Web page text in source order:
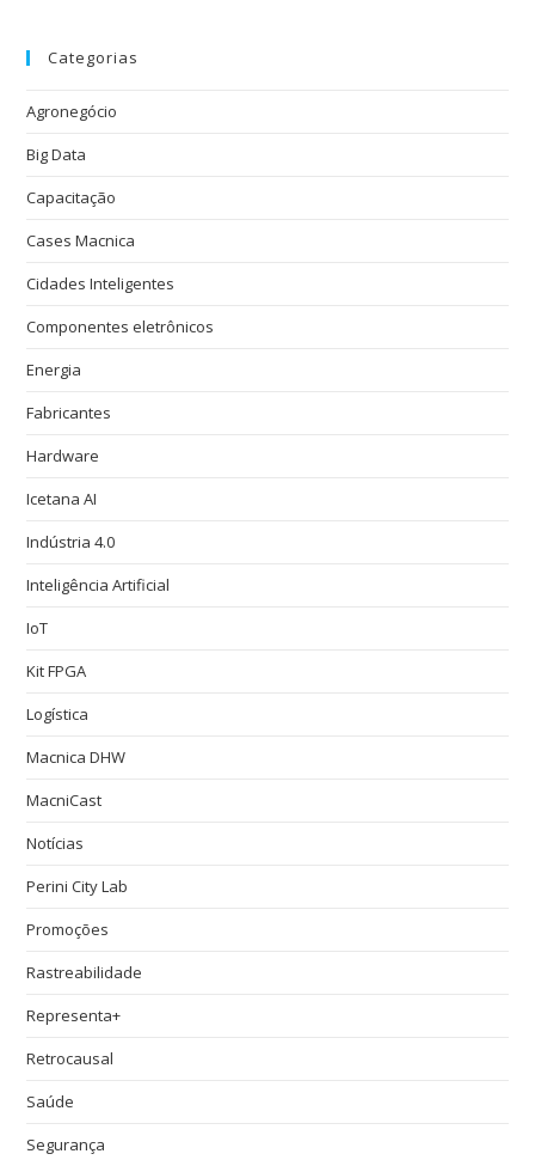
Categorias
Agronegócio
Big Data
Capacitação
Cases Macnica
Cidades Inteligentes
Componentes eletrônicos
Energia
Fabricantes
Hardware
Icetana AI
Indústria 4.0
Inteligência Artificial
IoT
Kit FPGA
Logística
Macnica DHW
MacniCast
Notícias
Perini City Lab
Promoções
Rastreabilidade
Representa+
Retrocausal
Saúde
Segurança